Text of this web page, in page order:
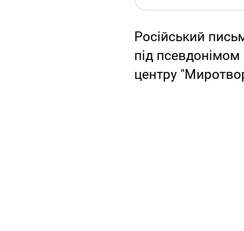
Російський
під псевдонімом
центру